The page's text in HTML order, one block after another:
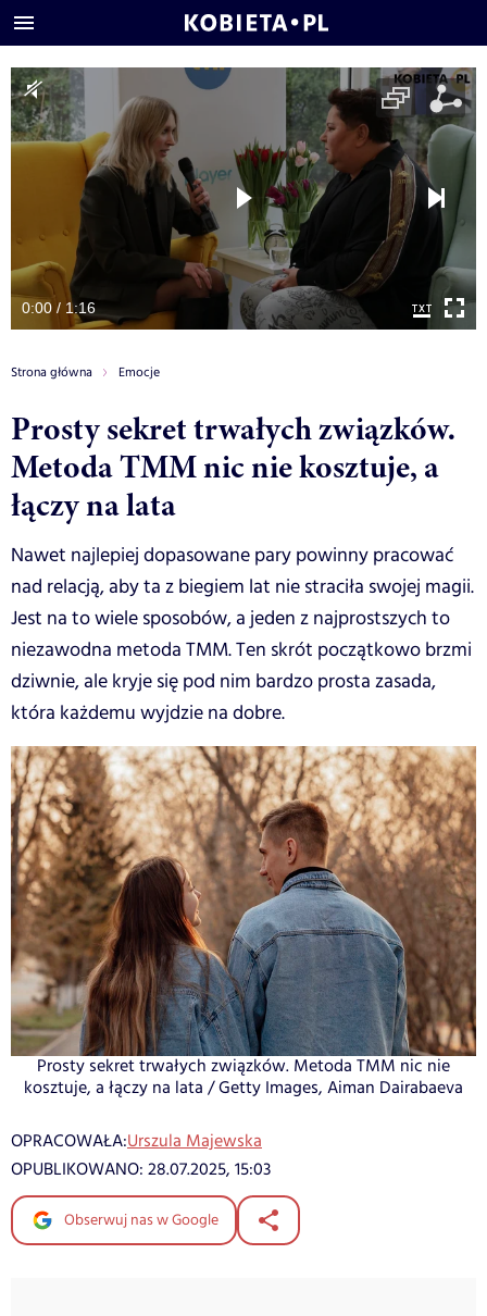
0:00 / 1:16
Strona główna Emocje
Prosty sekret trwałych związków.
Metoda TMM nic nie kosztuje, a
łączy na lata
Nawet najlepiej dopasowane pary powinny pracować
nad relacją, aby ta z biegiem lat nie straciła swojej magii.
Jest na to wiele sposobów, a jeden z najprostszych to
niezawodna metoda TMM. Ten skrót początkowo brzmi
dziwnie, ale kryje się pod nim bardzo prosta zasada,
która każdemu wyjdzie na dobre.
Prosty sekret trwałych związków. Metoda TMM nic nie
kosztuje, a łączy na lata / Getty Images, Aiman Dairabaeva
OPRACOWAŁA:Urszula Majewska
OPUBLIKOWANO: 28.07.2025, 15:03
Obserwuj nas w Google